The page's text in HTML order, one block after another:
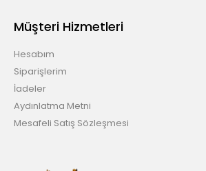
Müşteri Hizmetleri
Hesabım
Siparişlerim
İadeler
Aydınlatma Metni
Mesafeli Satış Sözleşmesi